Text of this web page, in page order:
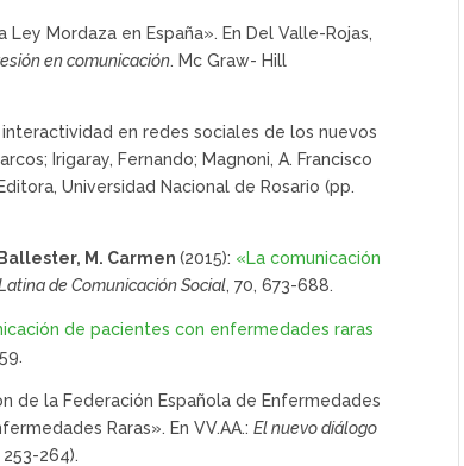
Mordaza en España». En Del Valle-Rojas,
en comunicación. Mc Graw- Hill
en redes sociales de los nuevos
Irigaray, Fernando; Magnoni, A. Francisco
Universidad Nacional de Rosario (pp.
M. Carmen(2015): «La comunicación
de Comunicación Social, 70, 673-688.
de pacientes con enfermedades raras
de la Federación Española de Enfermedades
Raras». En VV.AA.:El nuevo diálogo
264).